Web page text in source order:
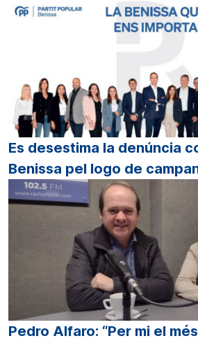
Es desestima la denúncia
Benissa pel logo de
Pedro Alfaro: “Per mi el